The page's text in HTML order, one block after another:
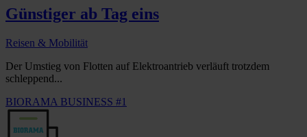
Günstiger ab Tag eins
Reisen & Mobilität
Der Umstieg von Flotten auf Elektroantrieb verläuft trotzdem
schleppend...
BIORAMA BUSINESS #1